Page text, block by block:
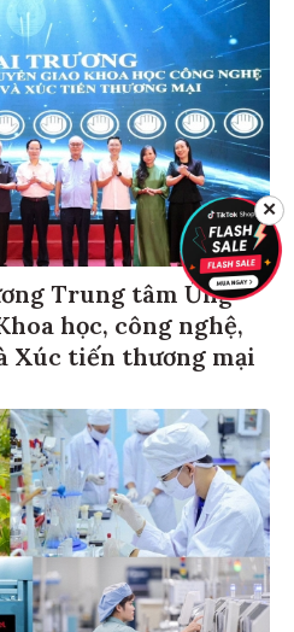
Trung tâm Ứng
học, công nghệ,
Xúc tiến thương mại
✕